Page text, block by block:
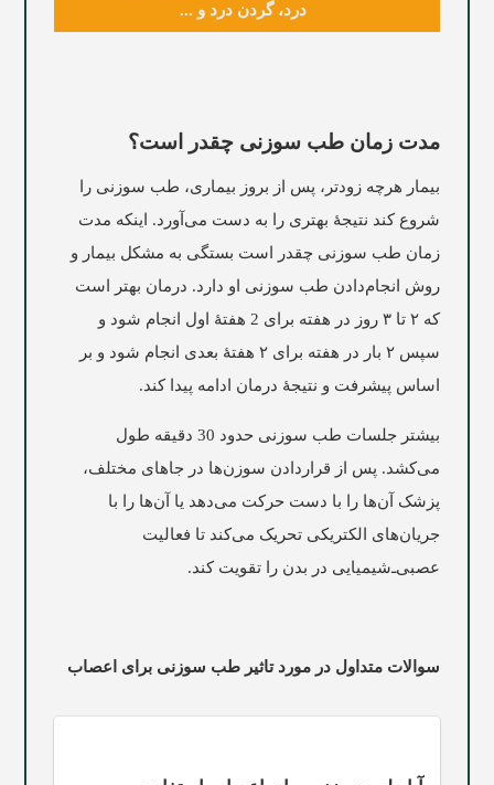
درد، گردن درد و ...
مدت زمان طب سوزنی چقدر است؟
بیمار هرچه زودتر، پس از بروز بیماری، طب سوزنی را
شروع کند نتیجۀ بهتری را به دست می‌آورد. اینکه مدت
زمان طب سوزنی چقدر است بستگی به مشکل بیمار و
روش انجام‌دادن طب سوزنی او دارد. درمان بهتر است
که ۲ تا ۳ روز در هفته برای 2 هفتۀ اول انجام شود و
سپس ۲ بار در هفته برای ۲ هفتۀ بعدی انجام شود و بر
اساس پیشرفت و نتیجۀ درمان ادامه پیدا کند.
بیشتر جلسات طب سوزنی حدود 30 دقیقه طول
می‌کشد. پس از قراردادن سوزن‌ها در جاهای مختلف،
پزشک آن‌ها را با دست حرکت می‌دهد یا آن‌ها را با
جریان‌های الکتریکی تحریک می‌کند تا فعالیت
عصبی‌ـ‌شیمیایی در بدن را تقویت کند.
سوالات متداول در مورد تاثیرطب سوزنی برای اعصاب